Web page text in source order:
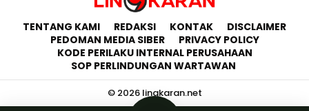
TENTANG KAMI REDAKSI KONTAK
DISCLAIMER
PEDOMAN MEDIA SIBER
PRIVACY POLICY
KODE PERILAKU INTERNAL PERUSAHAAN
SOP PERLINDUNGAN WARTAWAN
© 2026 lingkaran.net